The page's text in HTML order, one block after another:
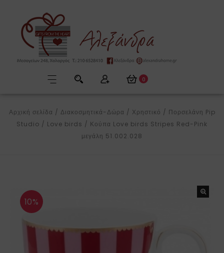
0
Αρχική σελίδα / Διακοσμητικά-Δώρα / Χρηστικό / Πορσελάνη Pip
Studio / Love birds / Κούπα Love birds Stripes Red-Pink
μεγάλη 51.002.028
10%